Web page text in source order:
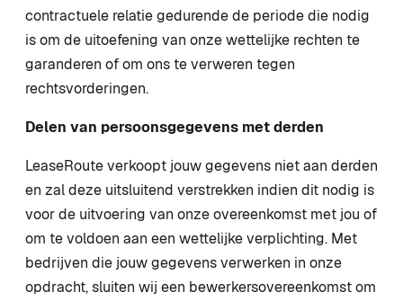
contractuele relatie gedurende de periode die nodig
is om de uitoefening van onze wettelijke rechten te
garanderen of om ons te verweren tegen
rechtsvorderingen.
Delen van persoonsgegevens met derden
LeaseRoute verkoopt jouw gegevens niet aan derden
en zal deze uitsluitend verstrekken indien dit nodig is
voor de uitvoering van onze overeenkomst met jou of
om te voldoen aan een wettelijke verplichting. Met
bedrijven die jouw gegevens verwerken in onze
opdracht, sluiten wij een bewerkersovereenkomst om